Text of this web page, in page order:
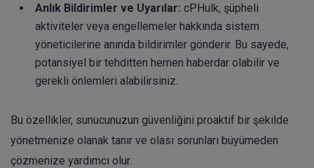
Anlık Bildirimler ve Uyarılar: cPHulk, şüpheli
aktiviteler veya engellemeler hakkında sistem
yöneticilerine anında bildirimler gönderir. Bu sayede,
potansiyel bir tehditten hemen haberdar olabilir ve
gerekli önlemleri alabilirsiniz.
Bu özellikler, sunucunuzun güvenliğini proaktif bir şekilde
yönetmenize olanak tanır ve olası sorunları büyümeden
çözmenize yardımcı olur.